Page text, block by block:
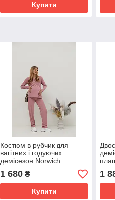
Купити
Костюм в рубчик для
вагітних і годуючих
демісезон Norwich
Lullababe розмір S
Рожевий
1 680₴
Купити
1